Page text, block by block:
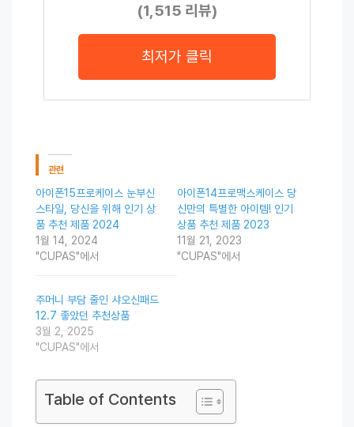
(1,515 리뷰)
최저가 클릭
관련
아이폰15프로케이스 눈부신
스타일, 당신을 위해 인기 상
품 추천 제품 2024
1월 14, 2024
"CUPAS"에서
아이폰14프로맥스케이스 당
신만의 특별한 아이템! 인기
상품 추천 제품 2023
11월 21, 2023
"CUPAS"에서
주머니 부담 줄인 샤오신패드
12.7 좋았던 추천상품
3월 2, 2025
"CUPAS"에서
Table of Contents